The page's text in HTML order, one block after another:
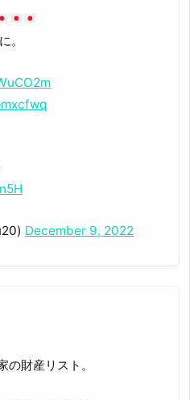
。
December 9, 2022
財産リスト。